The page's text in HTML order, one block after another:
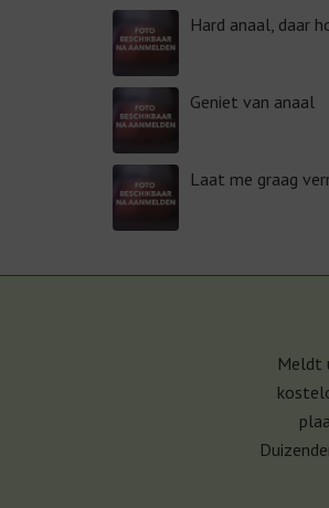
Hard anaal, daar
Geniet van anaal
Laat me graag
Meldt